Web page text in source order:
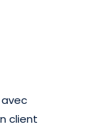
avec
client